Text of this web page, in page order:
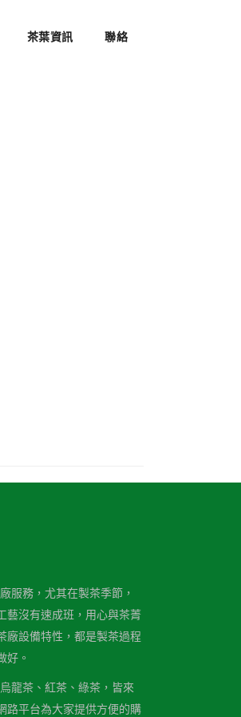
茶葉資訊 聯絡
服務，尤其在製茶季節，
藝沒有速成班，用心與茶菁
廠設備特性，都是製茶過程
好。
龍茶、紅茶、綠茶，皆來
路平台為大家提供方便的購